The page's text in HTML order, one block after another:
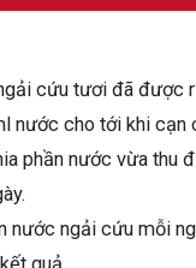
cứu tươi đã được
nước cho tới khi cạn
phần nước vừa thu
nước ngải cứu mỗi